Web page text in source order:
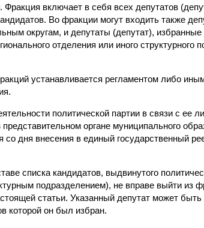
включает в себя всех депутатов
Во фракции могут входить также
округам, и депутаты (депутат),
отделения или иного структурного
устанавливается регламентом либо
политической партии в связи с ее
органе муниципального
со дня внесения в единый государственный
списка кандидатов, выдвинутого
подразделением), не вправе выйти из
статьи. Указанный депутат может
которой он был избран.